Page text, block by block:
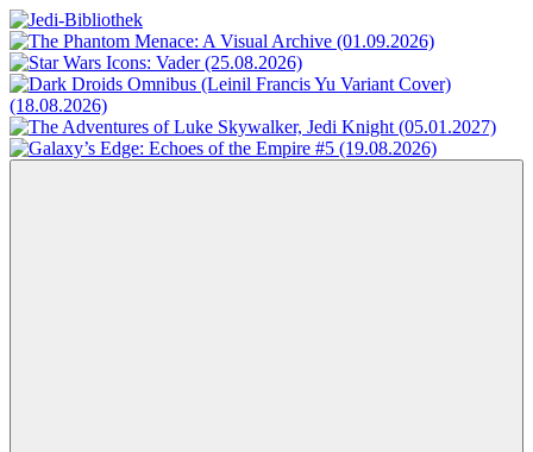
Zum
Inhalt
springen
Jedi-
Bibliothek
Das
Portal
für
Star
Wars-
Literatur